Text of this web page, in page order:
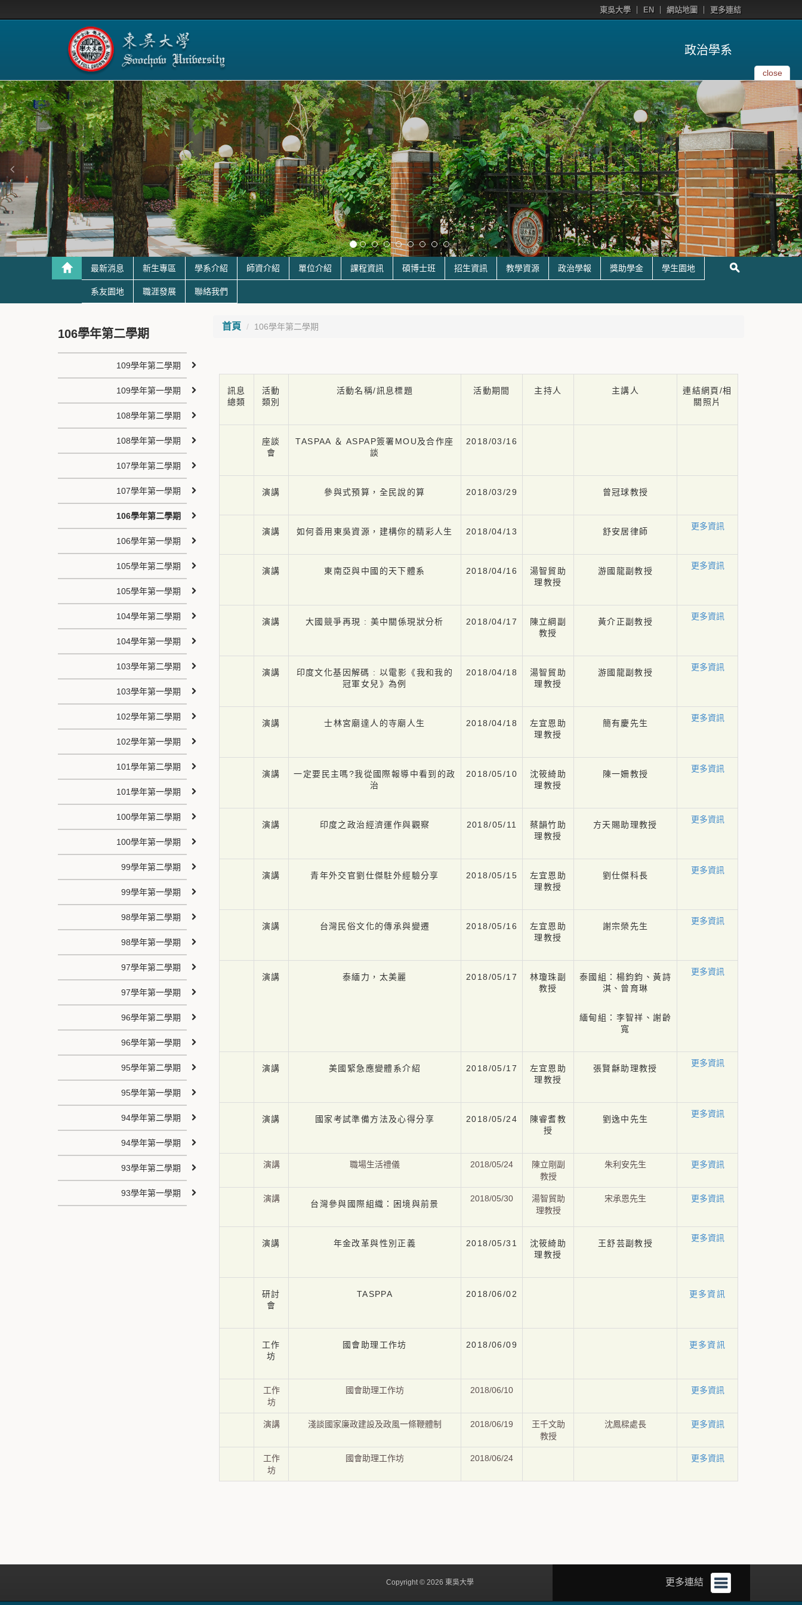
東吳大學 EN 網站地圖 更多連結
政治學系
close
最新消息 新生專區 學系介紹 師資介紹 單位介紹 課程資訊 碩博士班 招生資訊 教學資源 政治學報 獎助學金 學生園地
系友園地 職涯發展 聯絡我們
首頁 106學年第二學期
訊息
總類
活動
類別
活動名稱/訊息標題 活動期間 主持人 主講人
連結網頁/相
關照片
座談
會
TASPAA ＆ ASPAP簽署MOU及合作座
談
2018/03/16
演講 參與式預算，全民說的算 2018/03/29 曾冠球教授
演講 如何善用東吳資源，建構你的精彩人生 2018/04/13 舒安居律師
更多資訊
演講 東南亞與中國的天下體系 2018/04/16
湯智貿助
理教授
游國龍副教授
更多資訊
演講 大國競爭再現 : 美中關係現狀分析 2018/04/17
陳立綱副
教授
黃介正副教授
更多資訊
演講
印度文化基因解碼 : 以電影《我和我的
冠軍女兒》為例
2018/04/18
湯智貿助
理教授
游國龍副教授
更多資訊
演講 士林宮廟達人的寺廟人生 2018/04/18
左宜恩助
理教授
簡有慶先生
更多資訊
演講
一定要民主嗎?我從國際報導中看到的政
治
2018/05/10
沈筱綺助
理教授
陳一姍教授
更多資訊
演講 印度之政治經濟運作與觀察 2018/05/11
蔡韻竹助
理教授
方天賜助理教授
更多資訊
演講 青年外交官劉仕傑駐外經驗分享 2018/05/15
左宜恩助
理教授
劉仕傑科長
更多資訊
演講 台灣民俗文化的傳承與變遷 2018/05/16
左宜恩助
理教授
謝宗榮先生
更多資訊
演講 泰緬力，太美麗 2018/05/17
林瓊珠副
教授
泰國組：楊鈞鈞、黃詩
淇、曾育琳
緬甸組：李智祥、謝齡
寬
更多資訊
演講 美國緊急應變體系介紹 2018/05/17
左宜恩助
理教授
張賢龢助理教授
更多資訊
演講 國家考試準備方法及心得分享 2018/05/24
陳睿耆教
授
劉逸中先生
更多資訊
演講 職場生活禮儀 2018/05/24
陳立剛副
教授
朱利安先生 更多資訊
演講
台灣參與國際組織：困境與前景
2018/05/30
湯智貿助
理教授
宋承恩先生 更多資訊
演講 年金改革與性別正義 2018/05/31
沈筱綺助
理教授
王舒芸副教授
更多資訊
研討
會
TASPPA 2018/06/02 更多資訊
工作
坊
國會助理工作坊 2018/06/09 更多資訊
工作
坊
國會助理工作坊 2018/06/10 更多資訊
演講 淺談國家廉政建設及政風一條鞭體制 2018/06/19
王千文助
教授
沈鳳樑處長 更多資訊
工作
坊
國會助理工作坊 2018/06/24 更多資訊
106學年第二學期
109學年第二學期
109學年第一學期
108學年第二學期
108學年第一學期
107學年第二學期
107學年第一學期
106學年第二學期
106學年第一學期
105學年第二學期
105學年第一學期
104學年第二學期
104學年第一學期
103學年第二學期
103學年第一學期
102學年第二學期
102學年第一學期
101學年第二學期
101學年第一學期
100學年第二學期
100學年第一學期
99學年第二學期
99學年第一學期
98學年第二學期
98學年第一學期
97學年第二學期
97學年第一學期
96學年第二學期
96學年第一學期
95學年第二學期
95學年第一學期
94學年第二學期
94學年第一學期
93學年第二學期
93學年第一學期
更多連結
Copyright © 2026 東吳大學